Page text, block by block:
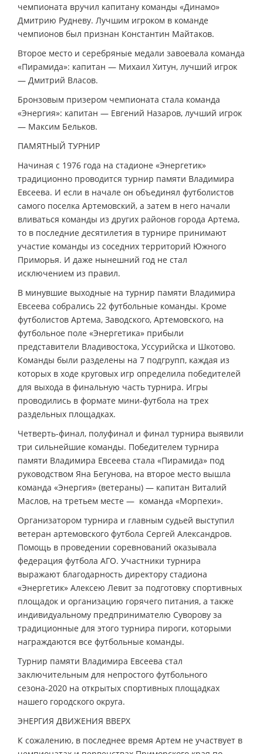
чемпионата вручил капитану команды «Динамо»
Дмитрию Рудневу. Лучшим игроком в команде
чемпионов был признан Константин Майтаков.
Второе место и серебряные медали завоевала команда
«Пирамида»: капитан — Михаил Хитун, лучший игрок
— Дмитрий Власов.
Бронзовым призером чемпионата стала команда
«Энергия»: капитан — Евгений Назаров, лучший игрок
— Максим Бельков.
ПАМЯТНЫЙ ТУРНИР
Начиная с 1976 года на стадионе «Энергетик»
традиционно проводится турнир памяти Владимира
Евсеева. И если в начале он объединял футболистов
самого поселка Артемовский, а затем в него начали
вливаться команды из других районов города Артема,
то в последние десятилетия в турнире принимают
участие команды из соседних территорий Южного
Приморья. И даже нынешний год не стал
исключением из правил.
В минувшие выходные на турнир памяти Владимира
Евсеева собрались 22 футбольные команды. Кроме
футболистов Артема, Заводского, Артемовского, на
футбольное поле «Энергетика» прибыли
представители Владивостока, Уссурийска и Шкотово.
Команды были разделены на 7 подгрупп, каждая из
которых в ходе круговых игр определила победителей
для выхода в финальную часть турнира. Игры
проводились в формате мини-футбола на трех
раздельных площадках.
Четверть-финал, полуфинал и финал турнира выявили
три сильнейшие команды. Победителем турнира
памяти Владимира Евсеева стала «Пирамида» под
руководством Яна Бегунова, на второе место вышла
команда «Энергия» (ветераны) — капитан Виталий
Маслов, на третьем месте — команда «Морпехи».
Организатором турнира и главным судьей выступил
ветеран артемовского футбола Сергей Александров.
Помощь в проведении соревнований оказывала
федерация футбола АГО. Участники турнира
выражают благодарность директору стадиона
«Энергетик» Алексею Левит за подготовку спортивных
площадок и организацию горячего питания, а также
индивидуальному предпринимателю Суворову за
традиционные для этого турнира пироги, которыми
награждаются все футбольные команды.
Турнир памяти Владимира Евсеева стал
заключительным для непростого футбольного
сезона-2020 на открытых спортивных площадках
нашего городского округа.
ЭНЕРГИЯ ДВИЖЕНИЯ ВВЕРХ
К сожалению, в последнее время Артем не участвует в